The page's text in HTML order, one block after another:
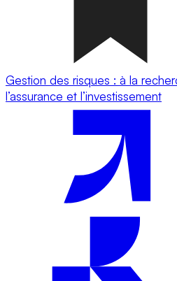
Gestion des risques : à la
l’assurance et l’investissement